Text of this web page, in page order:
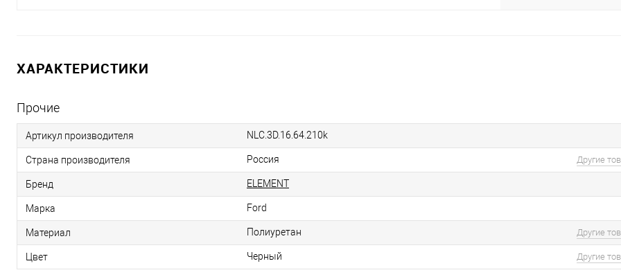
ХАРАКТЕРИСТИКИ
Прочие
Артикул производителя NLC.3D.16.64.210k
Страна производителя Россия Другие
Бренд ELEMENT
Марка Ford
Материал Полиуретан Другие
Цвет Черный Другие